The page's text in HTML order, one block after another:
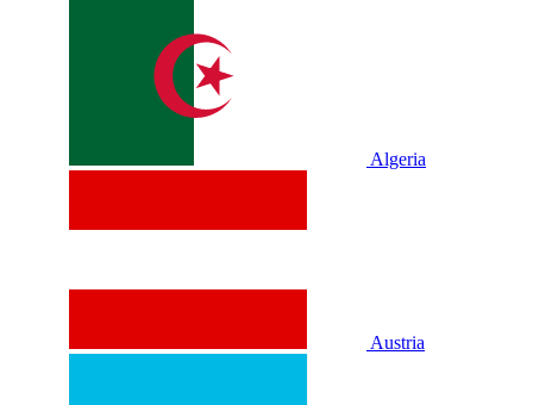
Algeria
Austria